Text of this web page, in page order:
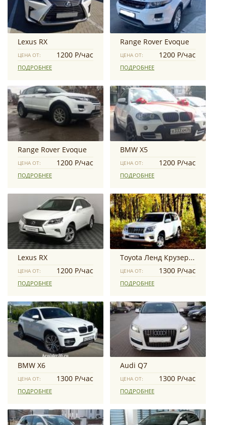
Lexus RX
ЦЕНА ОТ: 1200 Р/час
ПОДРОБНЕЕ
Range Rover Evoque
ЦЕНА ОТ: 1200 Р/час
ПОДРОБНЕЕ
Range Rover Evoque
ЦЕНА ОТ: 1200 Р/час
ПОДРОБНЕЕ
BMW Х5
ЦЕНА ОТ: 1200 Р/час
ПОДРОБНЕЕ
Lexus RX
ЦЕНА ОТ: 1200 Р/час
ПОДРОБНЕЕ
Toyota Ленд Крузер Прадо
ЦЕНА ОТ: 1300 Р/час
ПОДРОБНЕЕ
BMW X6
ЦЕНА ОТ: 1300 Р/час
ПОДРОБНЕЕ
Audi Q7
ЦЕНА ОТ: 1300 Р/час
ПОДРОБНЕЕ